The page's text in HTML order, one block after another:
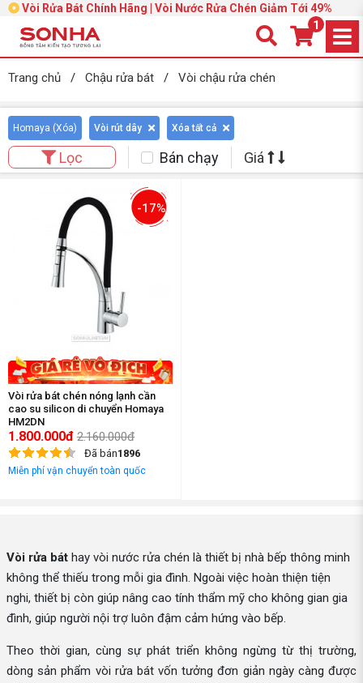
Vòi Rửa Bát Chính Hãng | Vòi Nước Rửa Chén Giảm Tới 49%
1
Trang chủ / Chậu rửa bát / Vòi chậu rửa chén
Homaya (Xóa) Vòi rút dây Xóa tất cả
Lọc Bán chạy Giá
-17%
Vòi rửa bát chén nóng lạnh cần
cao su silicon di chuyển Homaya
HM2DN
1.800.000đ 2.160.000đ
Đã bán1896
Miễn phí vận chuyển toàn quốc
Vòi rửa bát hay vòi nước rửa chén là thiết bị nhà bếp thông minh
không thể thiếu trong mỗi gia đình. Ngoài việc hoàn thiện tiện
nghi, thiết bị còn giúp nâng cao tính thẩm mỹ cho không gian gia
đình, giúp người nội trợ luôn đậm cảm hứng vào bếp.
Theo thời gian, cùng sự phát triển không ngừng từ thị trường,
dòng sản phẩm vòi rửa bát vốn tưởng đơn giản ngày càng được